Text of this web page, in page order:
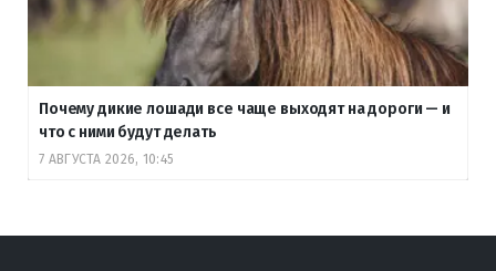
Почему дикие лошади все чаще выходят на дороги — и
что с ними будут делать
7 АВГУСТА 2026, 10:45